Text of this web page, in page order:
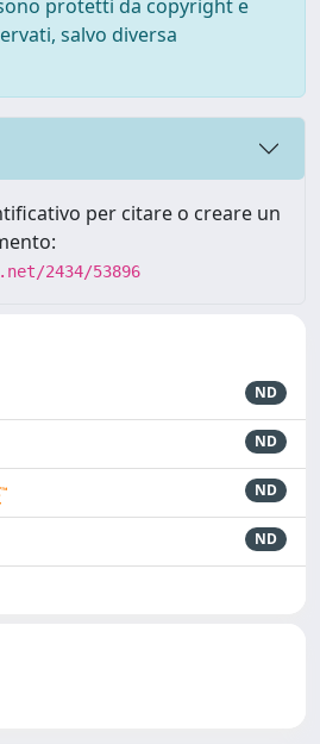
protetti da copyright e
salvo diversa
per citare o creare un
2434/53896
ND
ND
ND
ND